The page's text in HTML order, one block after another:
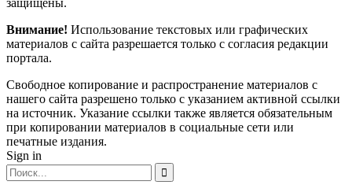
Внимание! Использование текстовых или графических
материалов с сайта разрешается только c согласия редакции
портала.
Свободное копирование и распространение материалов с
нашего сайта разрешено только с указанием активной ссылки
на источник. Указание ссылки также является обязательным
при копировании материалов в социальные сети или
печатные издания.
Sign in